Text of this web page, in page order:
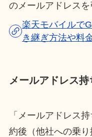
のメールアドレス
楽天モバイルで
き継ぎ方法や料
メールアドレス持
「メールアドレス
約後（他社への乗り